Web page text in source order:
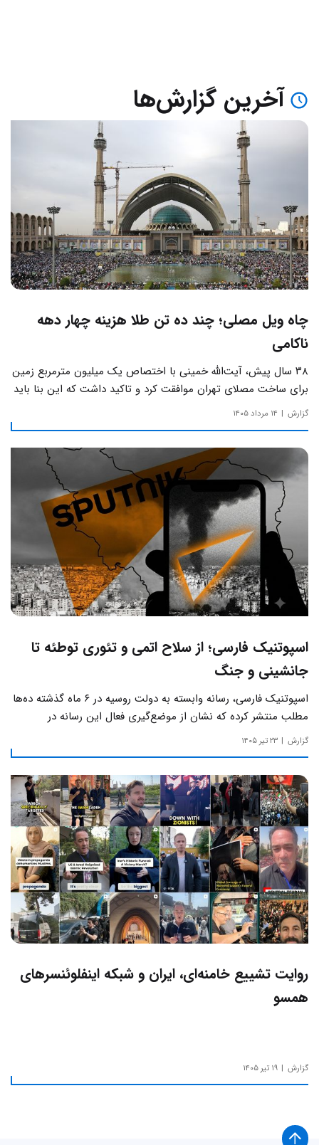
آخرین گزارش‌ها
چاه ویل مصلی؛ چند ده تن طلا هزینه چهار دهه
ناکامی
۳۸ سال پیش، آیت‌الله خمینی با اختصاص یک میلیون مترمربع زمین
برای ساخت مصلای تهران موافقت کرد و تاکید داشت که این بنا باید
به دور از زرق‌وبرق و یادآور سادگی مساجد صدر اسلام باشد.
گزارش ۱۴ مرداد ۱۴۰۵
اسپوتنیک فارسی؛ از سلاح اتمی و تئوری توطئه تا
جانشینی و جنگ
اسپوتنیک فارسی، رسانه وابسته به دولت روسیه در ۶ ماه گذشته ده‌ها
مطلب منتشر کرده که نشان از موضع‌گیری فعال این رسانه‌ در
حساس‌ترین مسائل چالش‌های داخلی ایران دارد.
گزارش ۲۳ تیر ۱۴۰۵
روایت تشییع خامنه‌ای، ایران و شبکه اینفلوئنسرهای
همسو
گزارش ۱۹ تیر ۱۴۰۵